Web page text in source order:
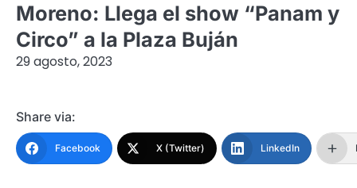
Moreno: Llega el show “Panam y
Circo” a la Plaza Buján
29 agosto, 2023
Share via:
Facebook X (Twitter) LinkedIn